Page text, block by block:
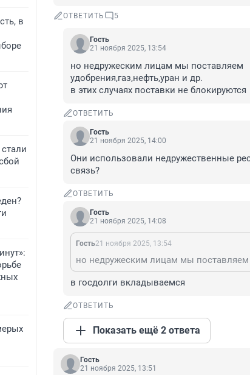
в
ОТВЕТИТЬ 5
Гость
21 ноября 2025, 13:54
но недружеским лицам мы поставляем
удобрения,газ,нефть,уран и др.
в этих случаях поставки не блокируются
ОТВЕТИТЬ
Гость
21 ноября 2025, 14:00
Они использовали недружественные
связь?
ОТВЕТИТЬ
Гость
21 ноября 2025, 14:08
Гость21 ноября 2025, 13:54
в госдолги вкладываемся
ОТВЕТИТЬ
Показать ещё 2 ответа
Гость
21 ноября 2025, 13:51